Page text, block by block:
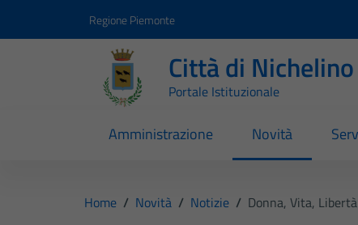
Regione Piemonte
Città di Nichelino
Portale Istituzionale
Amministrazione Novità
Home / Novità / Notizie / Donna, Vita, Libertà